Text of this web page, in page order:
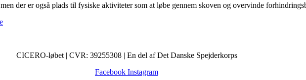
der er også plads til fysiske aktiviteter som at løbe gennem skoven og overvinde
CICERO-løbet | CVR: 39255308 | En del af Det Danske Spejderkorps
Facebook Instagram